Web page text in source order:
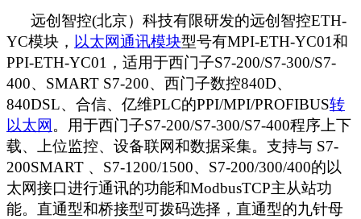
远创智控(北京）科技有限研发的远创智控ETH-
YC模块， 以太网通讯模块型号有MPI-ETH-YC01和
PPI-ETH-YC01 ，适用于西门子S7-200/S7-300/S7-
400、 SMART S7-200、西门子数控840D、
840DSL、合信、亿维PLC的PPI/MPI/PROFIBUS转
以太网 。用于西门子S7-200/S7-300/S7-400程序上下
载、上位监控、设备联网和数据采集。支持与 S7-
200SMART 、 S7-1200/1500、 S7-200/300/400的以
太网接口进行通讯的功能和ModbusTCP主从站功
能。 直通型和桥接型可拨码选择，直通型的九针母